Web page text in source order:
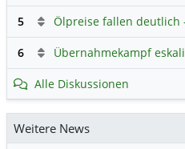
5
6
Alle Diskussionen
Weitere News